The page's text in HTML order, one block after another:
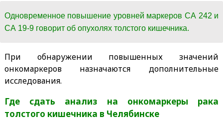
Одновременное повышение уровней маркеров СА 242 и
СА 19-9 говорит об опухолях толстого кишечника.
При обнаружении повышенных значений
онкомаркеров назначаются дополнительные
исследования.
Где сдать анализ на онкомаркеры рака
толстого кишечника в Челябинске